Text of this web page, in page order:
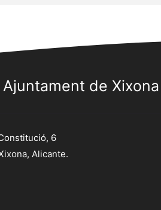
Ajuntament de Xixona
6
Alicante.